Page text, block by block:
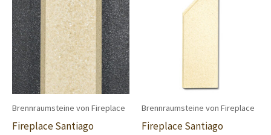
Brennraumsteine von Fireplace
Fireplace Santiago
Brennraumsteine von Fireplace
Fireplace Santiago